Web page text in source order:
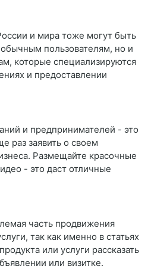
и мира тоже могут быть
пользователям, но и
которые специализируются
и предоставлении
и предпринимателей - это
раз заявить о своем
Размещайте красочные
- это даст отличные
часть продвижения
так как именно в статьях
или услуги рассказать
или визитке.